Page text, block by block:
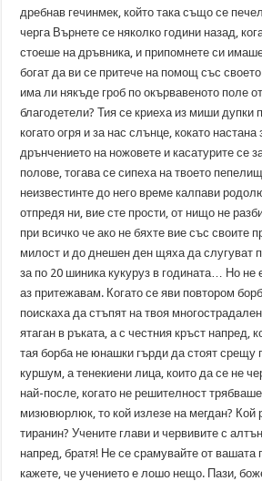
дребнав гечинмек, който така също се
черга Върнете се няколко години назад,
стоеше на дръвника, и припомнете си
богат да ви се притече на помощ със своето
има ли някъде гроб по окървавеното поле
благодетели? Тия се криеха из миши дупки
когато огря и за нас слънце, кокато настана
дрънчението на ножовете и касатурите се
полове, тогава се сипеха на твоето
неизвестинте до него време калпави
отпредя ни, вие сте прости, от нищо не
при всичко че ако не бяхте вие със своите
милост и до днешен ден щяха да слугуват
за по 20 шиника кукуруз в годината… Но не
аз притежавам. Когато се яви повтором
поискаха да стъпят на твоя
ятаган в ръката, а с честния кръст напред,
тая борба не юнашки гърди да стоят срещу
куршум, а тенекиени лица, които да се не
най-после, когато не решителност
мизювюрлюк, то кой излезе на мегдан? Кой
тиранин? Учените глави и червивите с
напред, братя! Не се срамувайте от
кажете, че учението е лошо нещо. Пази,